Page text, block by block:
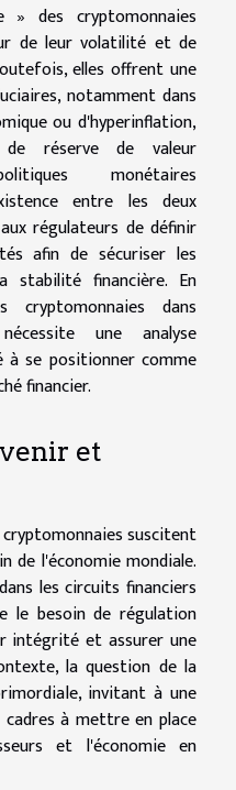
» des cryptomonnaies
de leur volatilité et de
elles offrent une
notamment dans
ou d'hyperinflation,
réserve de valeur
monétaires
entre les deux
régulateurs de définir
afin de sécuriser les
stabilité financière. En
cryptomonnaies dans
une analyse
à se positionner comme
financier.
et
suscitent
de l'économie mondiale.
les circuits financiers
le besoin de régulation
intégrité et assurer une
la question de la
invitant à une
à mettre en place
et l'économie en